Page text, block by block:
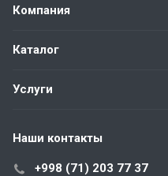
Компания
Каталог
Услуги
Наши контакты
+998 (71) 203 77 37